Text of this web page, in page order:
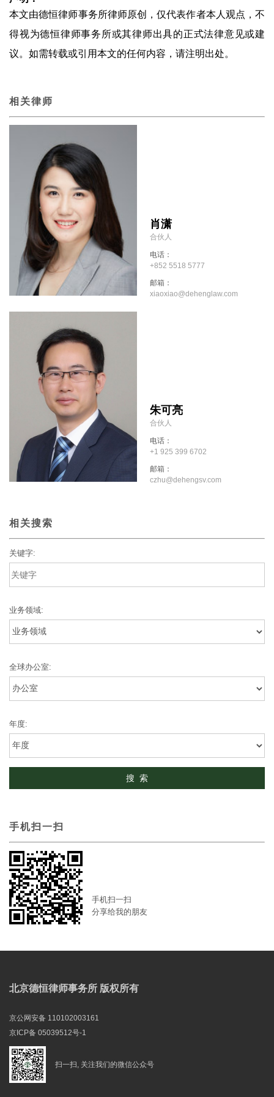
本文由德恒律师事务所律师原创，仅代表作者本人观点，不
得视为德恒律师事务所或其律师出具的正式法律意见或建
议。如需转载或引用本文的任何内容，请注明出处。
相关律师
肖潇
合伙人
电话：
+852 5518 5777
邮箱：
xiaoxiao@dehenglaw.com
朱可亮
合伙人
电话：
+1 925 399 6702
邮箱：
czhu@dehengsv.com
相关搜索
关键字:
业务领域:
全球办公室:
年度:
手机扫一扫
手机扫一扫
分享给我的朋友
北京德恒律师事务所 版权所有
京公网安备 110102003161
京ICP备 05039512号-1
扫一扫, 关注我们的微信公众号